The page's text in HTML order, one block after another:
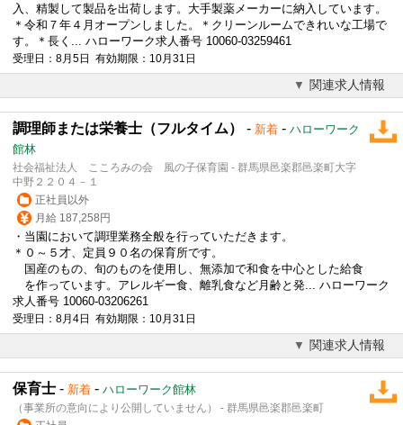
入、精製して製品を出荷します。大手製薬メーカーに納入しています。
＊令和７年４月オープンしました。＊クリーンルームできれいな工場で
す。＊長く... ハローワーク求人番号 10060-03259461
受理日：8月5日 有効期限：10月31日
関連求人情報
調理師または栄養士（フルタイム） - 新着 - ハローワーク
館林
社会福祉法人 こころみの会 風の子保育園 - 群馬県邑楽郡邑楽町大字
中野２２０４－１
正社員以外
月給 187,258円
・当園において調理業務全般を行っていただきます。
＊０～５才、定員９０名の保育所です。
国産のもの、旬のものを使用し、無添加で和食を中心とした給食
を作っています。アレルギー食、離乳食など月齢と発... ハローワーク
求人番号 10060-03206261
受理日：8月4日 有効期限：10月31日
関連求人情報
保育士 - 新着 - ハローワーク館林
（事業所の意向により公開していません） - 群馬県邑楽郡邑楽町